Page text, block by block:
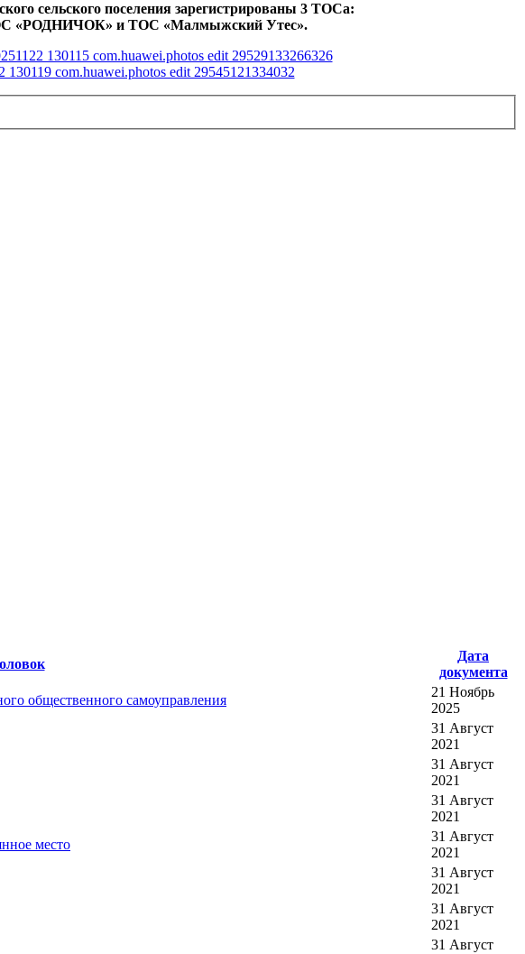
сельского поселения зарегистрированы 3 ТОСа:
и ТОС «Малмыжский Утес».
Дата
документа
общественного самоуправления
21 Ноябрь
2025
31 Август
2021
31 Август
2021
31 Август
2021
место
31 Август
2021
31 Август
2021
31 Август
2021
31 Август